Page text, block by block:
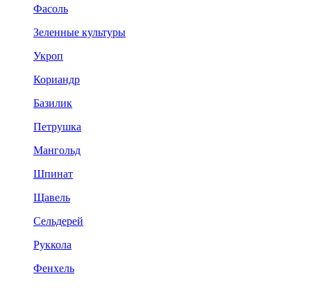
Фасоль
Зеленные культуры
Укроп
Кориандр
Базилик
Петрушка
Мангольд
Шпинат
Щавель
Сельдерей
Руккола
Фенхель